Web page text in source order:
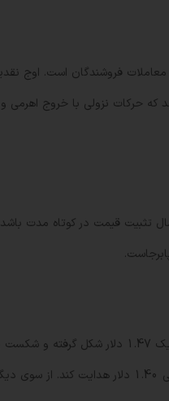
از میانگین متحرک 7 روزه قرار گرفت که نشانگر تمرکز معاملات
میانگین ساده 24 ساعته بود. این الگو نشان می دهد که حرکات نزولی
قیمت در کوتاه مدت باشد.
در تحلیل تکنیکال مشخص شد که نقطه حمایت پیشین 1.58 دلار پس از شکست به مقاومت تبدیل شده
می تواند مسیر حرکت بعدی قیمت را تعیین کند. اگر 1.47 دلار به عنوان مقاومت عمل کند، فشار نزولی